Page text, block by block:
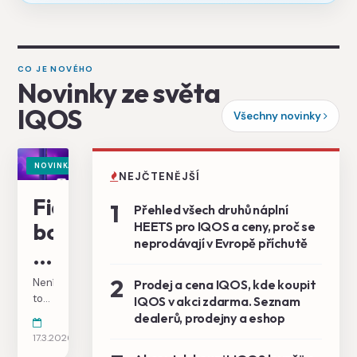
CO JE NOVÉHO
Novinky ze světa
IQOS Všechny novinky
NOVINKA
Fialová
bomba
ILUMA
i
Electric
Purple
Není
to
týden,
17.3.2026
NEJČTENĚJŠÍ
1
Přehled všech druhů náplní
HEETS pro IQOS a ceny, proč se
neprodávají v Evropě příchutě
2
Prodej a cena IQOS, kde koupit
IQOS v akci zdarma. Seznam
dealerů, prodejny a eshop